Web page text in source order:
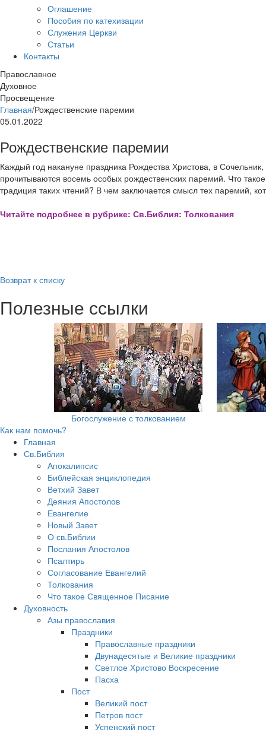
Оглашение
Пособия по катехизации
Служения Церкви
Статьи
Контакты
Православное
Духовное
Просвещение
Главная/Рождественские паремии
05.01.2022
Рождественские паремии
Каждый год накануне праздника Рождества Христова, в
прочитываются восемь особых рождественских паремий. Что
традиция таких чтений? В чем заключается смысл тех паремий,
Читайте подробнее в рубрике: Св.Библия: Толкования
Возврат к списку
Полезные ссылки
Богослужение с толкованием
Как нам помочь?
Главная
Св.Библия
Апокалипсис
Библейская энциклопедия
Ветхий Завет
Деяния Апостолов
Евангелие
Новый Завет
О св.Библии
Послания Апостолов
Псалтирь
Согласование Евангелий
Толкования
Что такое Священное Писание
Духовность
Азы православия
Праздники
Православные праздники
Двунадесятые и Великие праздники
Светлое Христово Воскресение
Пасха
Пост
Великий пост
Петров пост
Успенский пост